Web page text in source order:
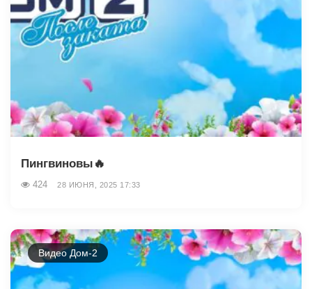
Пингвиновы🔥
424 28 ИЮНЯ, 2025 17:33
Видео Дом-2